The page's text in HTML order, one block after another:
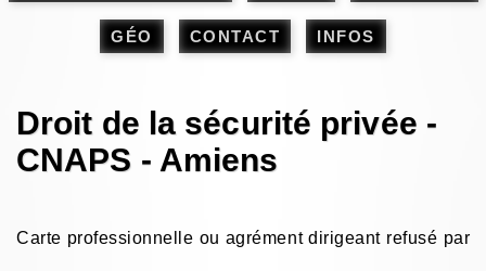
GÉO CONTACT INFOS
Droit de la sécurité privée -
CNAPS - Amiens
Carte professionnelle ou agrément dirigeant refusé par